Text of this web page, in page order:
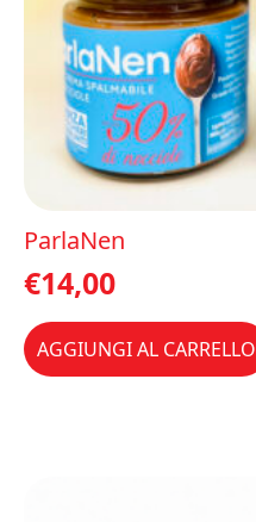
ParlaNen
€14,00
AGGIUNGI AL CARRELLO